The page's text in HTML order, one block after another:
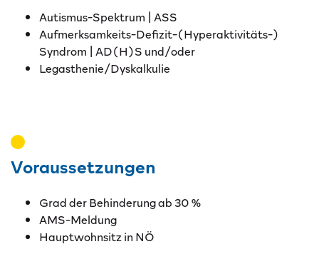
Autismus-Spektrum | ASS
Aufmerksamkeits-Defizit-(Hyperaktivitäts-)
Syndrom | AD(H)S und/oder
Legasthenie/Dyskalkulie
Voraussetzungen
Grad der Behinderung ab 30 %
AMS-Meldung
Hauptwohnsitz in NÖ